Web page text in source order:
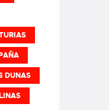
DUNAS